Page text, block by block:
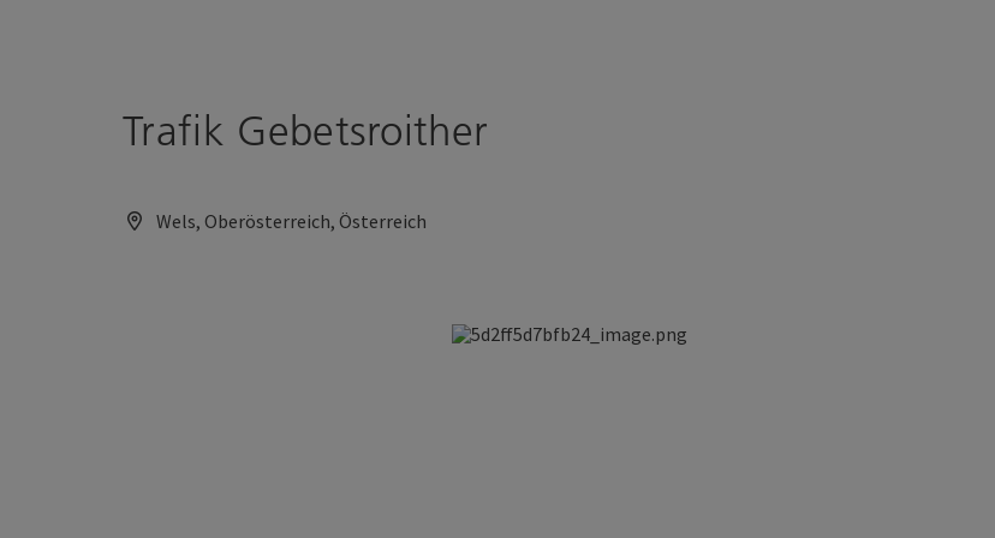
Trafik Gebetsroither
Wels, Oberösterreich, Österreich